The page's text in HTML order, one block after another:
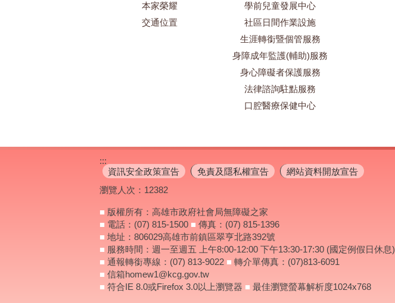
本家榮耀
交通位置
學前兒童發展中心
社區日間作業設施
生涯轉銜暨個管服務
身障成年監護(輔助)服務
身心障礙者保護服務
法律諮詢駐點服務
口腔醫療保健中心
:::
資訊安全政策宣告
免責及隱私權宣告
網站資料開放宣告
瀏覽人次： 12382
■ 版權所有：高雄市政府社會局無障礙之家
■ 電話：(07) 815-1500 ■ 傳真：(07) 815-1396
■ 地址：806029高雄市前鎮區翠亨北路392號
■ 服務時間：週一至週五 上午8:00-12:00 下午13:30-17:30 (國定例假日休息)
■ 通報轉銜專線：(07) 813-9022 ■ 轉介單傳真：(07)813-6091
■ 信箱homew1@kcg.gov.tw
■ 符合IE 8.0或Firefox 3.0以上瀏覽器 ■ 最佳瀏覽螢幕解析度1024x768